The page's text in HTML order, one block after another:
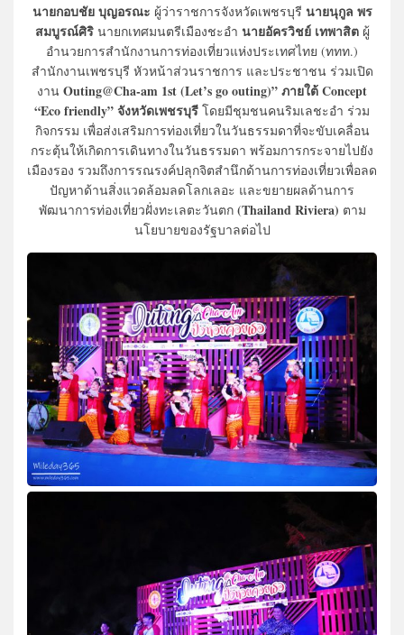
นายกอบชัย บุญอรณะ ผู้ว่าราชการจังหวัดเพชรบุรี นายนุกูล พร
สมบูรณ์ศิรินายกเทศมนตรีเมืองชะอำ นายอัครวิชย์ เทพาสิตผู้
อำนวยการสำนักงานการท่องเที่ยวแห่งประเทศไทย (ททท.)
สำนักงานเพชรบุรี หัวหน้าส่วนราชการ และประชาชน ร่วมเปิด
งาน Outing@Cha-am 1st (Let’s go outing)” ภายใต้ Concept
“Eco friendly” จังหวัดเพชรบุรี โดยมีชุมชนคนริมเลชะอำ ร่วม
กิจกรรม เพื่อส่งเสริมการท่องเที่ยวในวันธรรมดาที่จะขับเคลื่อน
กระตุ้นให้เกิดการเดินทางในวันธรรมดา พร้อมการกระจายไปยัง
เมืองรอง รวมถึงการรณรงค์ปลุกจิตสำนึกด้านการท่องเที่ยวเพื่อลด
ปัญหาด้านสิ่งแวดล้อมลดโลกเลอะ และขยายผลด้านการ
พัฒนาการท่องเที่ยวฝั่งทะเลตะวันตก (Thailand Riviera) ตาม
นโยบายของรัฐบาลต่อไป